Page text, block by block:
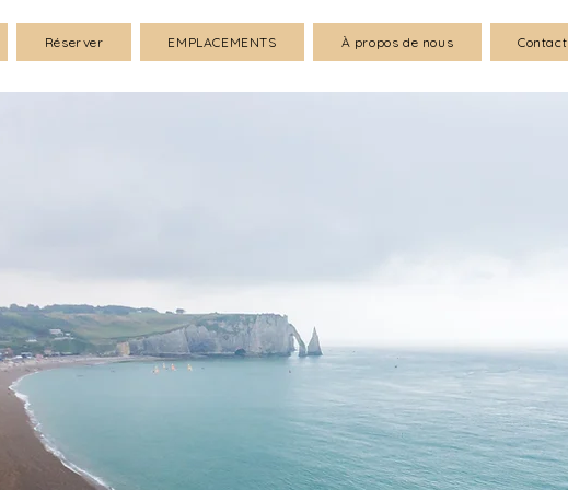
Réserver EMPLACEMENTS À propos de nous Contact